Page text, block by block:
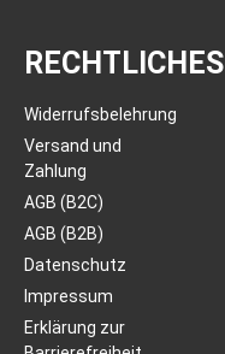
RECHTLICHES
Widerrufsbelehrung
Versand und
Zahlung
AGB (B2C)
AGB (B2B)
Datenschutz
Impressum
Erklärung zur